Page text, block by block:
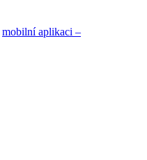
mobilní aplikaci –